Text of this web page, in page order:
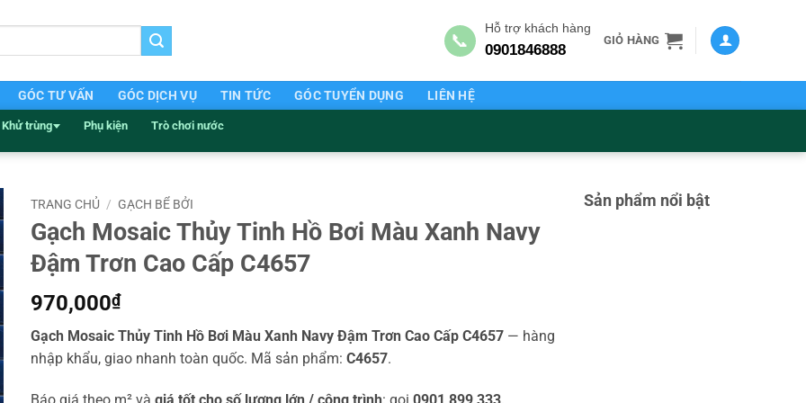
📞
Hỗ trợ khách hàng
0901846888
GIỎ HÀNG
GÓC TƯ VẤN GÓC DỊCH VỤ TIN TỨC GÓC TUYỂN DỤNG LIÊN HỆ
Khử trùng Phụ kiện Trò chơi nước
TRANG CHỦ / GẠCH BỂ BỞI
Gạch Mosaic Thủy Tinh Hồ Bơi Màu Xanh Navy
Đậm Trơn Cao Cấp C4657
970,000₫
Gạch Mosaic Thủy Tinh Hồ Bơi Màu Xanh Navy Đậm Trơn Cao Cấp C4657 — hàng
nhập khẩu, giao nhanh toàn quốc. Mã sản phẩm: C4657.
Sản phẩm nổi bật